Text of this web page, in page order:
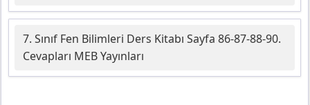
7. Sınıf Fen Bilimleri Ders Kitabı Sayfa 86-87-88-90.
Cevapları MEB Yayınları